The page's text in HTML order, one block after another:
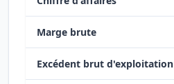
Marge brute
Excédent brut d'exploitation